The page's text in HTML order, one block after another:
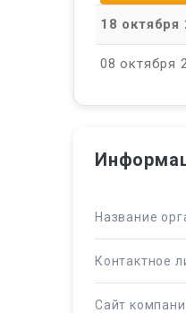
18 октября
08 октября
Название
Контактное
Сайт